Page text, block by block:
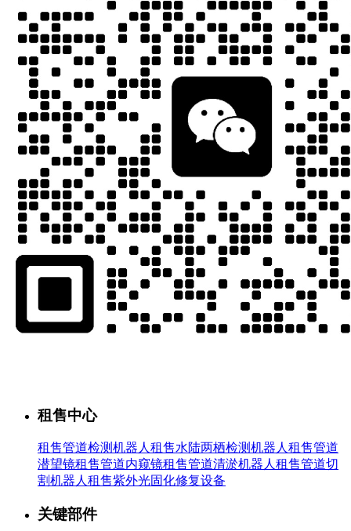
租售中心
租售管道检测机器人 租售水陆两栖检测机器人 租售管道
潜望镜租售管道内窥镜租售管道清淤机器人 租售管道切
割机器人 租售紫外光固化修复设备
关键部件